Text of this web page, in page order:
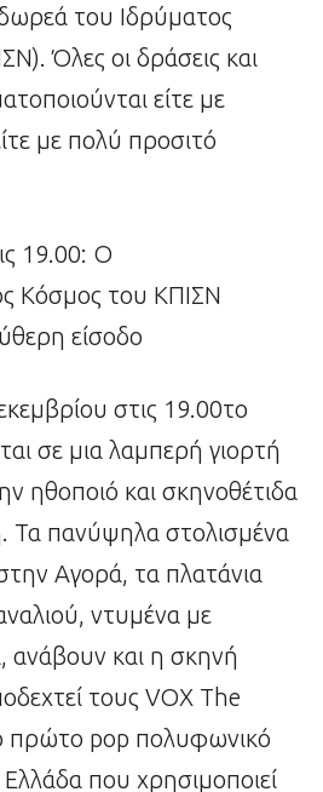
του Ιδρύματος
Όλες οι δράσεις και
είτε με
με πολύ προσιτό
19.00: Ο
Κόσμος του ΚΠΙΣΝ
είσοδο
στις 19.00το
σε μια λαμπερή γιορτή
ηθοποιό και σκηνοθέτιδα
Τα πανύψηλα στολισμένα
Αγορά, τα πλατάνια
ντυμένα με
ανάβουν και η σκηνή
τους VOX The
πρώτο pop πολυφωνικό
που χρησιμοποιεί